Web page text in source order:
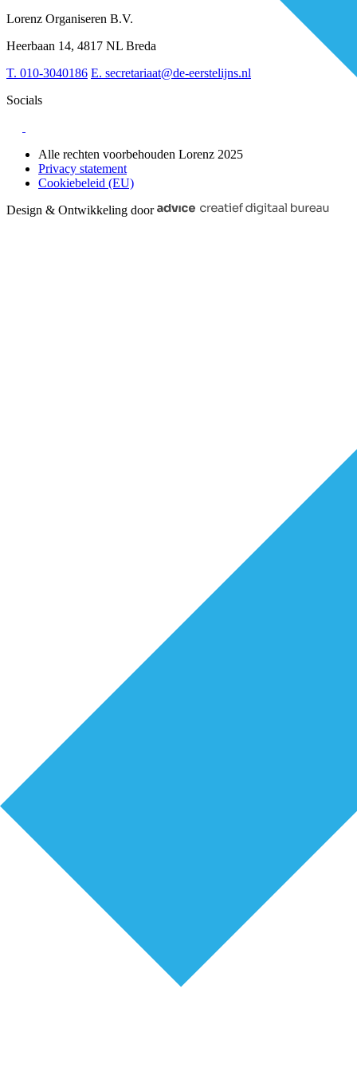
Over BiancAI
Digitalisering
Leiderschap & samenwerking
Sociaal domein
Lorenz Organiseren B.V.
Heerbaan 14, 4817 NL Breda
T. 010-3040186 E. secretariaat@de-eerstelijns.nl
Socials
Alle rechten voorbehouden Lorenz 2025
Privacy statement
Cookiebeleid (EU)
Design & Ontwikkeling door